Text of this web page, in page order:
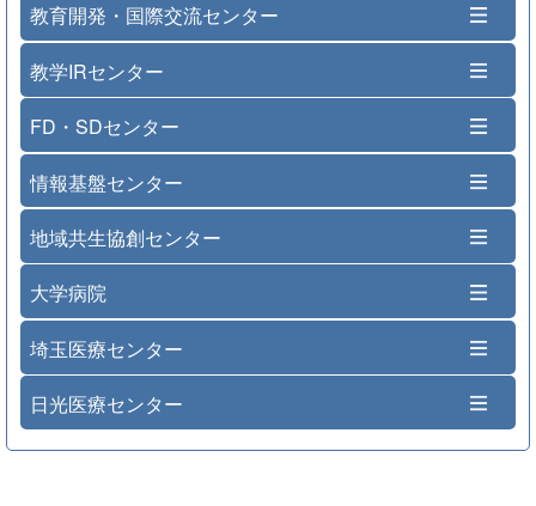
教育開発・国際交流センター
教学IRセンター
FD・SDセンター
情報基盤センター
地域共生協創センター
大学病院
埼玉医療センター
日光医療センター